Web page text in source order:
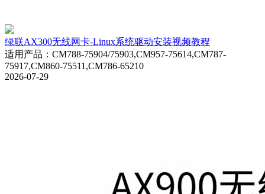
绿联AX300无线网卡-Linux系统驱动安装视频教程
适用产品 ： CM788-75904/75903,CM957-75614,CM787-
75917,CM860-75511,CM786-65210
2026-07-29